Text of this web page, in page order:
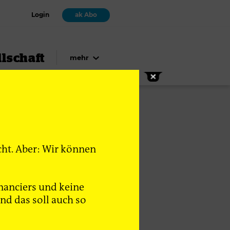
Login ak Abo
mehr
Aber: Wir können
und keine
das soll auch so